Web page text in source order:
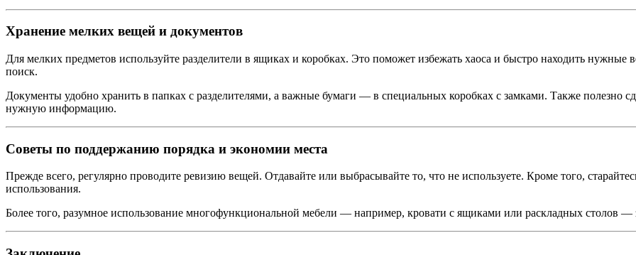
Хранение мелких вещей и документов
Для мелких предметов используйте разделители в ящиках и коробках. Это поможет избежать хаоса и быстро находить
поиск.
Документы удобно хранить в папках с разделителями, а важные бумаги — в специальных коробках с замками. Также полезно
нужную информацию.
Советы по поддержанию порядка и экономии места
Прежде всего, регулярно проводите ревизию вещей. Отдавайте или выбрасывайте то, что не используете. Кроме того,
использования.
Более того, разумное использование многофункциональной мебели — например, кровати с ящиками или раскладных столов —